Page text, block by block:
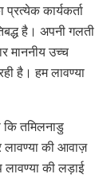
कार्यकर्ता
है। अपनी गलती
माननीय उच्च
है। हम लावण्या
कि तमिलनाडु
लावण्या की आवाज़
की लड़ाई